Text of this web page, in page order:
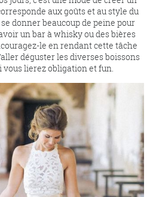
aux goûts et au style du
donner beaucoup de peine pour
un bar à whisky ou des bières
le en rendant cette tâche
déguster les diverses boissons
vous lierez obligation et fun.